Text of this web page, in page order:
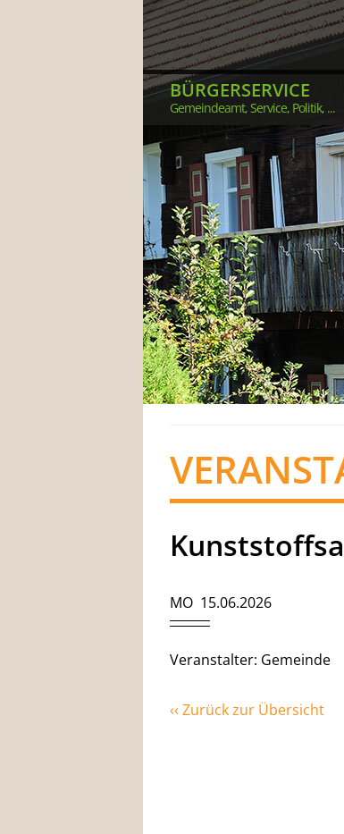
BÜRGERSERVICE
Gemeindeamt, Service, Politik, ...
MO 15.06.2026
Veranstalter: Gemeinde
‹‹ Zurück zur Übersicht